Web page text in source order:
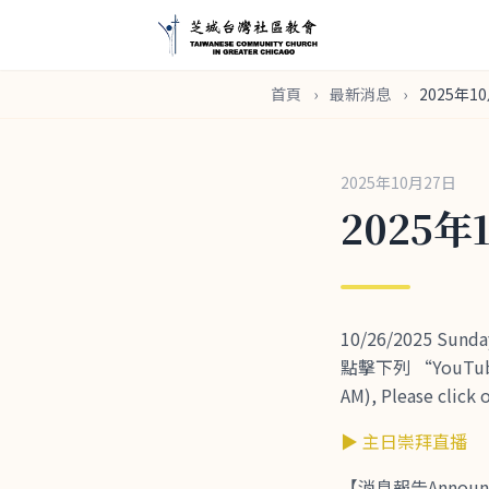
首頁 › 最新消息 › 2025年
2025年10月27日
2025年
10/26/2025
點擊下列
AM), Please
▶ 主日崇拜直播